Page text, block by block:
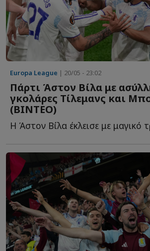
Europa League | 20/05 - 23:02
Πάρτι Άστον Βίλα με
γκολάρες Τίλεμανς και
(ΒΙΝΤΕΟ)
Η Άστον Βίλα έκλεισε με μαγικό